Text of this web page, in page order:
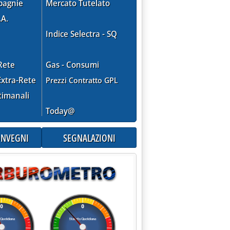
Rete
Mercato Tutelato
Indice Selectra - SQ
Gas - Consumi
Prezzi Contratto GPL
Today@
SEGNALAZIONI